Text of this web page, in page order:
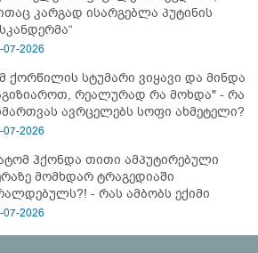
კარგად ისარგებლა პუტინის
07-2026
ქორწილის სტუმარი ვიყავი და მინდა
რეალურად რა მოხდა" - რა
ავრცელებს სოფი ახმეტელი?
07-2026
ჰქონდა თითი ამპუტირებული
მომხდარ ტრაგედიაში
- რას ამბობს ექიმი
07-2026